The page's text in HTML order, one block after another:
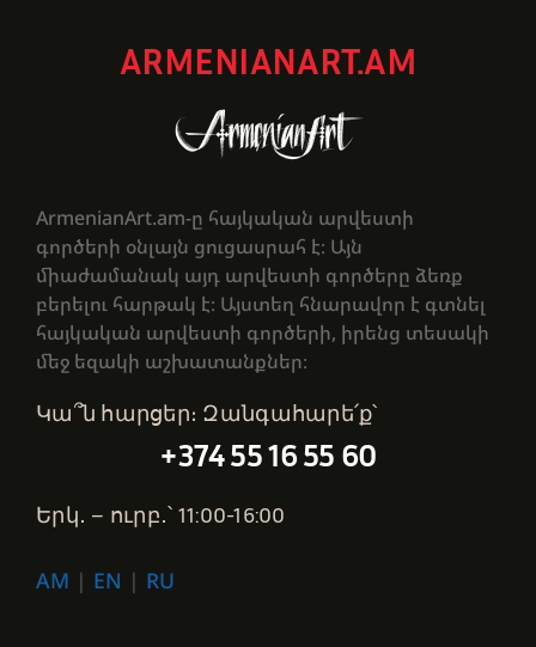
ARMENIANART.AM
ArmenianArt.am-ը հայկական արվեստի
գործերի օնլայն ցուցասրահ է։ Այն
միաժամանակ այդ արվեստի գործերը ձեռք
բերելու հարթակ է։ Այստեղ հնարավոր է գտնել
հայկական արվեստի գործերի, իրենց տեսակի
մեջ եզակի աշխատանքներ։
Կա՞ն հարցեր։ Զանգահարե՛ք՝
+374 55 16 55 60
Երկ․ – ուրբ․՝ 11:00-16:00
AM | EN | RU